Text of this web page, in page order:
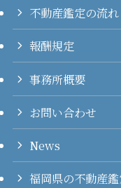
不動産鑑定の流れ
報酬規定
事務所概要
お問い合わせ
News
福岡県の不動産